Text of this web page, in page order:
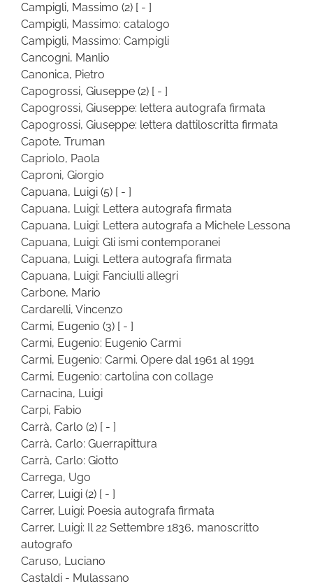
Campigli, Massimo (2) [ - ]
Campigli, Massimo: catalogo
Campigli, Massimo: Campigli
Cancogni, Manlio
Canonica, Pietro
Capogrossi, Giuseppe (2) [ - ]
Capogrossi, Giuseppe: lettera autografa firmata
Capogrossi, Giuseppe: lettera dattiloscritta firmata
Capote, Truman
Capriolo, Paola
Caproni, Giorgio
Capuana, Luigi (5) [ - ]
Capuana, Luigi: Lettera autografa firmata
Capuana, Luigi: Lettera autografa a Michele Lessona
Capuana, Luigi: Gli ismi contemporanei
Capuana, Luigi. Lettera autografa firmata
Capuana, Luigi: Fanciulli allegri
Carbone, Mario
Cardarelli, Vincenzo
Carmi, Eugenio (3) [ - ]
Carmi, Eugenio: Eugenio Carmi
Carmi, Eugenio: Carmi. Opere dal 1961 al 1991
Carmi, Eugenio: cartolina con collage
Carnacina, Luigi
Carpi, Fabio
Carrà, Carlo (2) [ - ]
Carrà, Carlo: Guerrapittura
Carrà, Carlo: Giotto
Carrega, Ugo
Carrer, Luigi (2) [ - ]
Carrer, Luigi: Poesia autografa firmata
Carrer, Luigi: Il 22 Settembre 1836, manoscritto
autografo
Caruso, Luciano
Castaldi - Mulassano